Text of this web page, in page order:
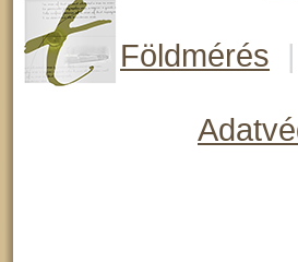
Földmérés
|